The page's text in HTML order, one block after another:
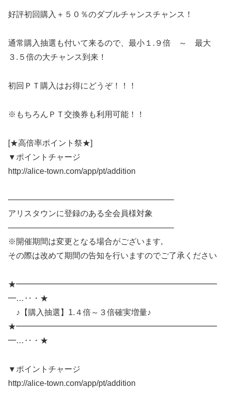
好評初回購入＋５０％のダブルチャンスチャンス！
通常購入抽選も付いて来るので、最小１.９倍 ～ 最大
３.５倍の大チャンス到来！
初回ＰＴ購入はお得にどうぞ！！！
※もちろんＰＴ交換券も利用可能！！
[★高倍率ポイント祭★]
▼ポイントチャージ
http://alice-town.com/app/pt/addition
──────────────────────────────
アリスタウンに登録のある全会員様対象
──────────────────────────────
※開催期間は変更となる場合がございます,
その際は改めて期間の告知を行いますのでご了承ください
★━━━━━━━━━━━━━━━━━━━━━━━━━
━…‥・★
♪【購入抽選】1.４倍～３倍確実増量♪
★━━━━━━━━━━━━━━━━━━━━━━━━━
━…‥・★
▼ポイントチャージ
http://alice-town.com/app/pt/addition